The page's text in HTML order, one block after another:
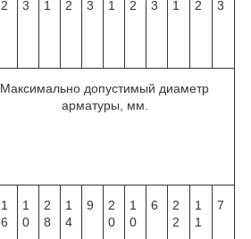
2 3 1 2 3 1 2 3 1 2 3
Максимально допустимый диаметр
арматуры, мм.
1
6
1
0
2
8
1
4
9
2
0
1
0
6
2
2
1
1
7